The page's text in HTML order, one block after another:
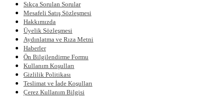
Sıkça Sorulan Sorular
Mesafeli Satış Sözleşmesi
Hakkımızda
Üyelik Sözleşmesi
Aydınlatma ve Rıza Metni
Haberler
Ön Bilgilendirme Formu
Kullanım Koşulları
Gizlilik Politikası
Teslimat ve İade Koşulları
Çerez Kullanım Bilgisi